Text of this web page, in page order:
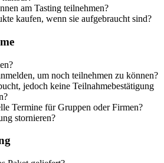
am Tasting teilnehmen?
kaufen, wenn sie aufgebraucht sind?
um noch teilnehmen zu können?
jedoch keine Teilnahmebestätigung
Termine für Gruppen oder Firmen?
stornieren?